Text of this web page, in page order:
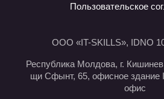
Пользовательское
ООО «IT-SKILLS», IDNO
Республика Молдова, г.
щи Сфынт, 65, офисное здание
офис